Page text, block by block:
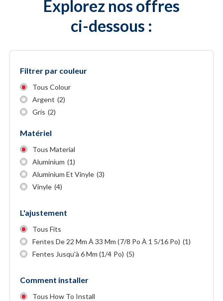
Explorez nos offres
ci-dessous :
Filtrer par couleur
Tous Colour
Argent (2)
Gris (2)
Matériel
Tous Material
Aluminium (1)
Aluminium Et Vinyle (3)
Vinyle (4)
L'ajustement
Tous Fits
Fentes De 22 Mm À 33 Mm (7/8 Po À 1 5/16 Po) (1)
Fentes Jusqu'à 6 Mm (1/4 Po) (5)
Comment installer
Tous How To Install